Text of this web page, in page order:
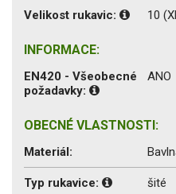
Velikost rukavic: 10
INFORMACE:
EN420 - Všeobecné
požadavky:
ANO
OBECNÉ VLASTNOSTI:
Materiál:
Typ rukavice: šité